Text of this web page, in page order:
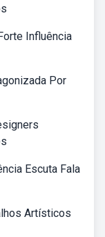
Influência
Por
Escuta Fala
Artísticos